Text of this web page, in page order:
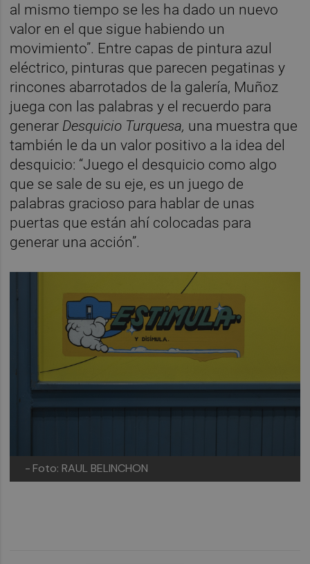
al mismo tiempo se les ha dado un nuevo
valor en el que sigue habiendo un
movimiento”. Entre capas de pintura azul
eléctrico, pinturas que parecen pegatinas y
rincones abarrotados de la galería, Muñoz
juega con las palabras y el recuerdo para
generar Desquicio Turquesa, una muestra que
también le da un valor positivo a la idea del
desquicio: “Juego el desquicio como algo
que se sale de su eje, es un juego de
palabras gracioso para hablar de unas
puertas que están ahí colocadas para
generar una acción”.
- Foto: RAUL BELINCHON